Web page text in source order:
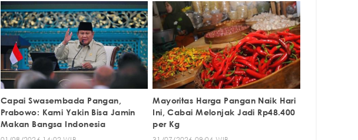
Capai Swasembada Pangan,
Prabowo: Kami Yakin Bisa Jamin
Makan Bangsa Indonesia
Mayoritas Harga Pangan Naik Hari
Ini, Cabai Melonjak Jadi Rp48.400
per Kg